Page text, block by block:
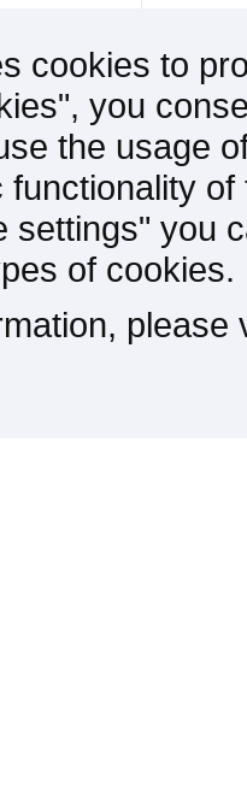
cookies to
you
the usage
settings" you
of cookies.